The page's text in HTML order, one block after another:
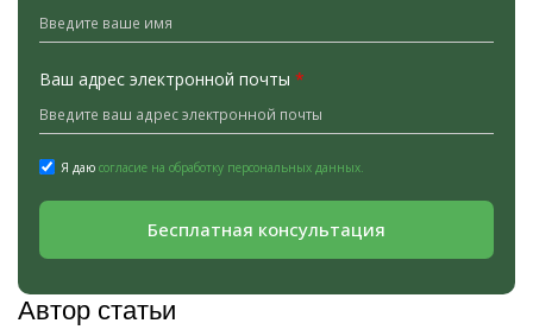
Ваш адрес электронной почты *
Я даю согласие на обработку персональных данных.
Бесплатная консультация
Автор статьи